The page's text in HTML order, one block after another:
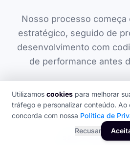
Nosso processo começa
estratégico, seguido de
desenvolvimento com
de performance antes
SEO + GEO
Utilizamos cookies para melhorar
tráfego e personalizar conteúdo. Ao
concorda com nossa Política de
Recusar